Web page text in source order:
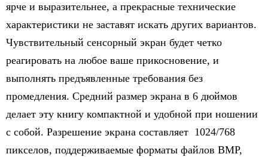
ярче и выразительнее, а прекрасные технические
характеристики не заставят искать других вариантов.
Чувствительный сенсорный экран будет четко
реагировать на любое ваше прикосновение, и
выполнять предъявленные требования без
промедления. Средний размер экрана в 6 дюймов
делает эту книгу компактной и удобной при ношении
с собой. Разрешение экрана составляет 1024/768
пикселов, поддерживаемые форматы файлов BMP,